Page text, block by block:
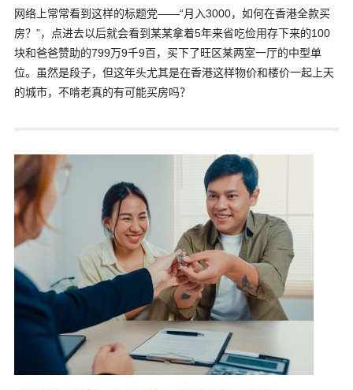
网络上常常看到这样的标题党——“月入3000，如何在香港全款买
房？”，点进去以后就会看到某某拿着5年来省吃俭用存下来的100
块和爸爸赞助的799万9千9百，买下了旺区某两室一厅的中型单
位。虽然是段子，但这年头尤其是在香港这样物价和楼价一起上天
的城市，不啃老真的有可能买房吗？